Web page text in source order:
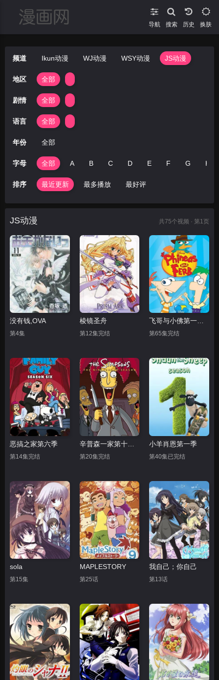
导航 搜索 换肤
频道 Ikun动漫 WJ动漫 WSY动漫 JS动漫
地区 全部
剧情 全部
语言 全部
年份 全部
字母 全部 A B C D E F G H
排序 最近更新 最多播放 最好评
JS动漫 共75个视频 · 第1页
没有钱,OVA
第4集
棱镜圣舟
第12集完结
飞哥与小佛第一至二季合集
第65集完结
恶搞之家第六季
第14集完结
辛普森一家第十九季
第20集完结
小羊肖恩第一季
第40集已完结
sola
第15集
MAPLESTORY
第25话
我自己；你自己
第13话